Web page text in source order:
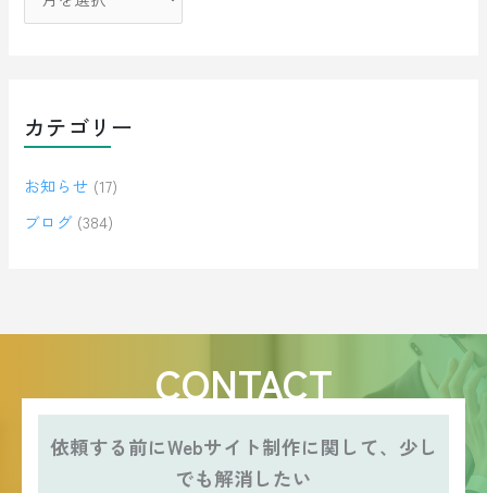
カテゴリー
お知らせ (17)
ブログ (384)
CONTACT
依頼する前にWebサイト制作に関して、少し
でも解消したい